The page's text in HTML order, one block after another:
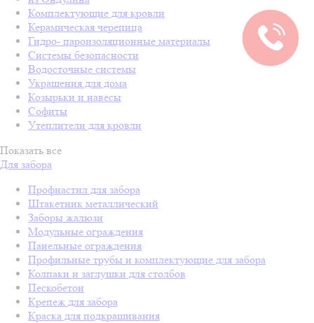
Комплектующие для кровли
Керамическая черепица
Гидро- пароизоляционные материалы
Системы безопасности
Водосточные системы
Украшения для дома
Козырьки и навесы
Софиты
Утеплители для кровли
Показать все
Для забора
Профнастил для забора
Штакетник металлический
Заборы жалюзи
Модульные ограждения
Панельные ограждения
Профильные трубы и комплектующие для забора
Колпаки и заглушки для столбов
Пескобетон
Крепеж для забора
Краска для подкрашивания